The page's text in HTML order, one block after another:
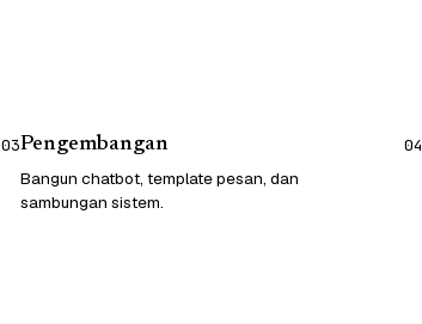
03Pengembangan
Bangun chatbot, template pesan, dan
sambungan sistem.
04